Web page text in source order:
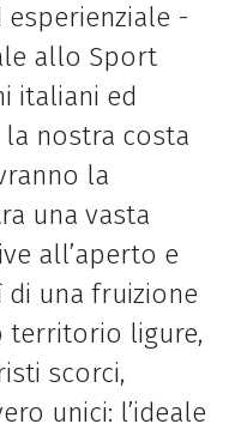
-
allo Sport
italiani ed
nostra costa
la
una vasta
all’aperto e
una fruizione
territorio ligure,
scorci,
unici: l’ideale